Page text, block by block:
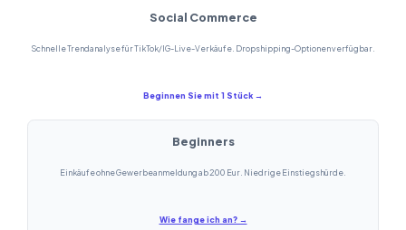
Social Commerce
Schnelle Trendanalyse für TikTok/IG-Live-Verkäufe. Dropshipping-Optionen verfügbar.
Beginnen Sie mit 1 Stück →
Beginners
Einkäufe ohne Gewerbeanmeldung ab 200 Eur. Niedrige Einstiegshürde.
Wie fange ich an? →